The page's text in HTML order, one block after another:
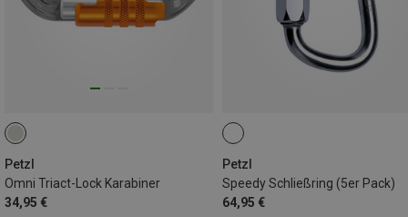
Petzl
Omni Triact-Lock Karabiner
34,95 €
Petzl
Speedy Schließring (5er Pack)
64,95 €